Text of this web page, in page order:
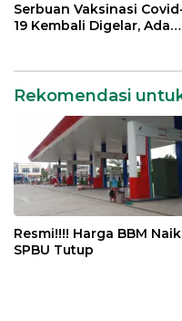
Serbuan Vaksinasi
19 Kembali Digelar, Ada
Rekomendasi
Resmi!!!! Harga BBM
SPBU Tutup